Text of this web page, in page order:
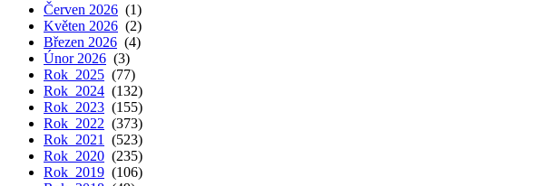
Červen 2026 (1)
Květen 2026 (2)
Březen 2026 (4)
Únor 2026 (3)
Rok 2025 (77)
Rok 2024 (132)
Rok 2023 (155)
Rok 2022 (373)
Rok 2021
(523)
Rok 2020 (235)
Rok 2019 (106)